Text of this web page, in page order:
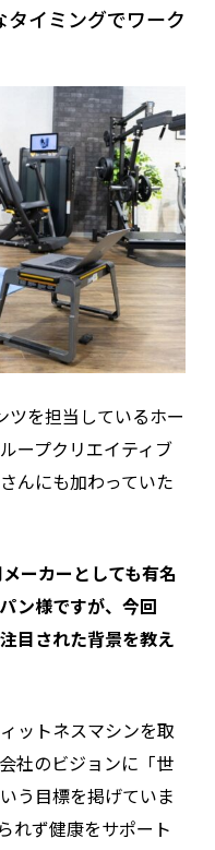
タイミングでワーク
を担当しているホー
ープクリエイティブ
んにも加わっていた
ーカーとしても有名
ン様ですが、今回
目された背景を教え
ットネスマシンを取
社のビジョンに「世
う目標を掲げていま
れず健康をサポート